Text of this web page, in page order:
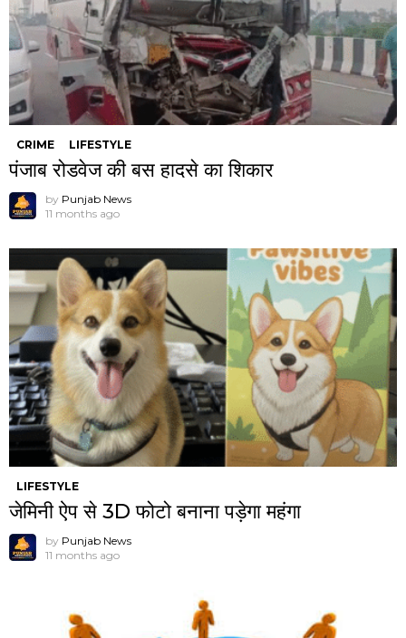
CRIME LIFESTYLE
पंजाब रोडवेज की बस हादसे का शिकार
by Punjab News
11 months ago
LIFESTYLE
जेमिनी ऐप से 3D फोटो बनाना पड़ेगा महंगा
by Punjab News
11 months ago